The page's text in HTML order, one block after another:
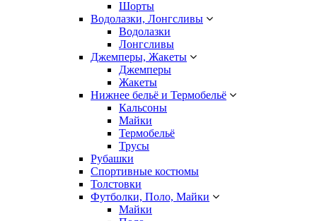
Шорты
Водолазки, Лонгсливы
Водолазки
Лонгсливы
Джемперы, Жакеты
Джемперы
Жакеты
Нижнее бельё и Термобельё
Кальсоны
Майки
Термобельё
Трусы
Рубашки
Спортивные костюмы
Толстовки
Футболки, Поло, Майки
Майки